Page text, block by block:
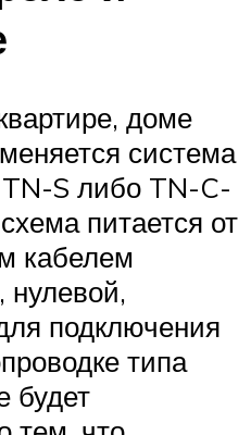
доме
система
S либо TN-C-
питается от
кабелем
нулевой,
подключения
типа
будет